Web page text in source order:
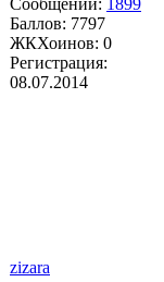
Баллов: 7797
ЖКХоинов: 0
Регистрация:
08.07.2014
zizara